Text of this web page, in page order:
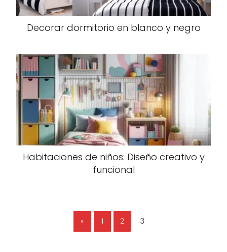
Decorar dormitorio en blanco y negro
Habitaciones de niños: Diseño creativo y
funcional
« 1 2 3